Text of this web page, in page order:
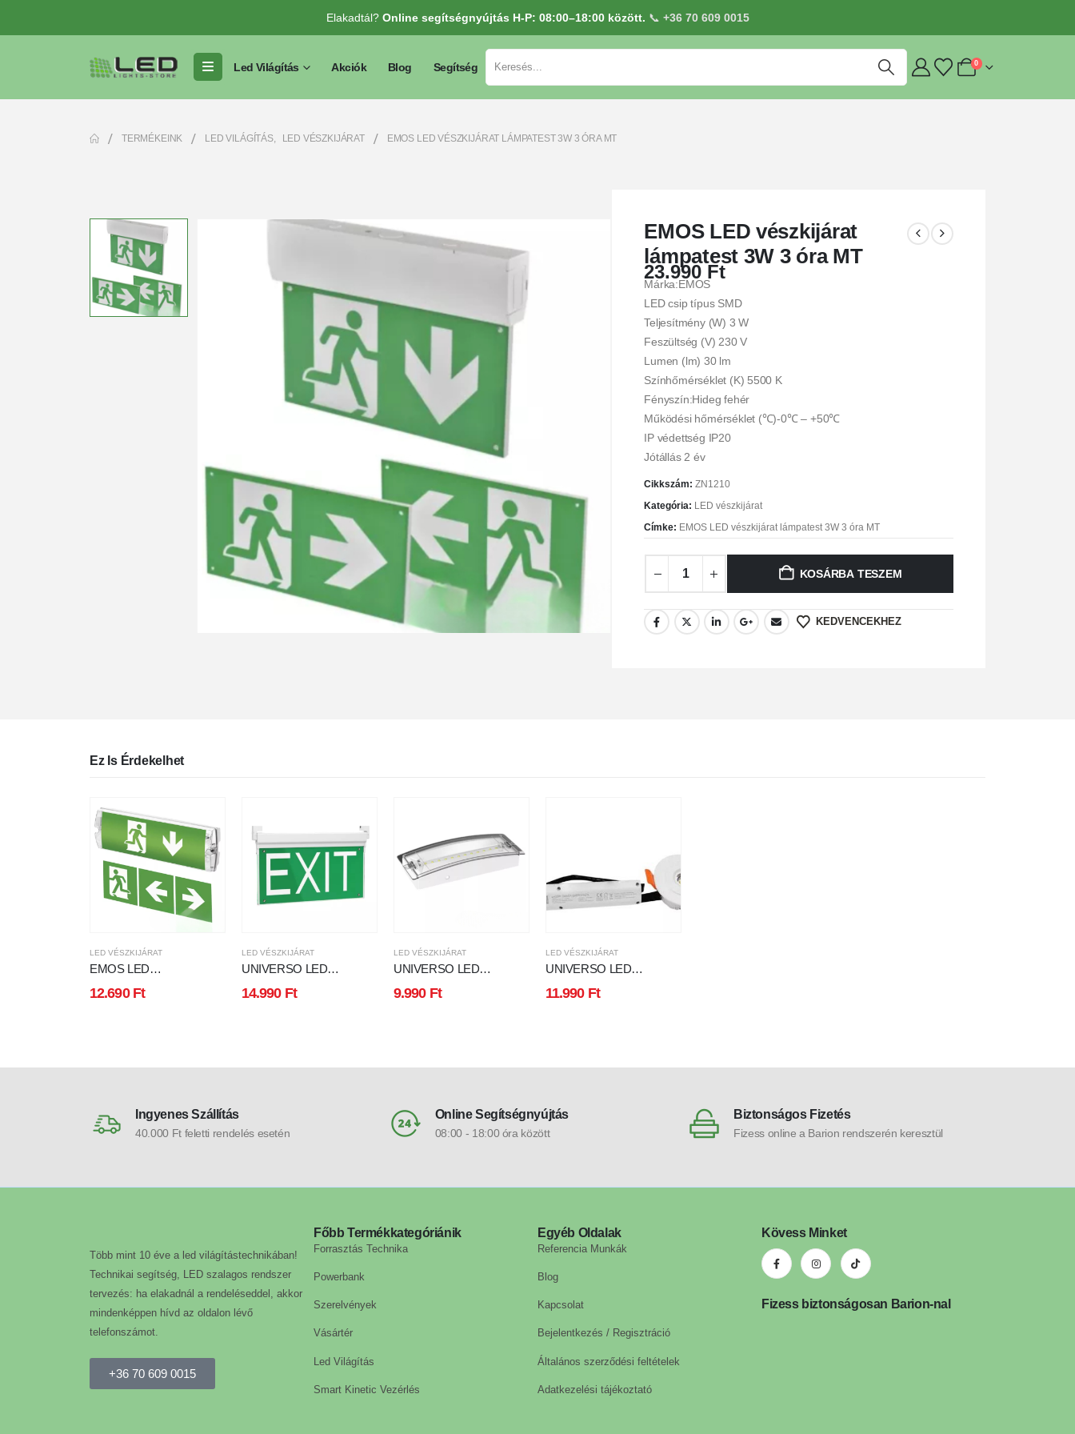
Elakadtál? Online segítségnyújtás H-P: 08:00–18:00 között. 📞 +36 70 609 0015
Led Világítás Akciók Blog Segítség 0
TERMÉKEINK LED VILÁGÍTÁS, LED VÉSZKIJÁRAT EMOS LED VÉSZKIJÁRAT LÁMPATEST 3W 3 ÓRA MT
EMOS LED vészkijárat
lámpatest 3W 3 óra MT
23.990 Ft
Márka:EMOS
LED csip típus SMD
Teljesítmény (W) 3 W
Feszültség (V) 230 V
Lumen (lm) 30 lm
Színhőmérséklet (K) 5500 K
Fényszín:Hideg fehér
Működési hőmérséklet (℃)-0℃ – +50℃
IP védettség IP20
Jótállás 2 év
Cikkszám:ZN1210
Kategória: LED vészkijárat
Címke: EMOS LED vészkijárat lámpatest 3W 3 óra MT
KOSÁRBA TESZEM
KEDVENCEKHEZ
Ez Is Érdekelhet
LED VÉSZKIJÁRAT
EMOS LED
LÁMPATEST 3 W 3 ÓRA
12.690 Ft
LED VÉSZKIJÁRAT
UNIVERSO LED
22lm 6500K 3.2v
14.990 Ft
LED VÉSZKIJÁRAT
UNIVERSO LED
90lm 6500K 3.2v 600mAH
9.990 Ft
LED VÉSZKIJÁRAT
UNIVERSO LED
lámpatest 3w 400lm 6500K
11.990 Ft
Ingyenes Szállítás
40.000 Ft feletti rendelés esetén
Online Segítségnyújtás
08:00 - 18:00 óra között
Biztonságos Fizetés
Fizess online a Barion rendszerén keresztül
Több mint 10 éve a led világítástechnikában!
Technikai segítség, LED szalagos rendszer
tervezés: ha elakadnál a rendeléseddel, akkor
mindenképpen hívd az oldalon lévő
telefonszámot.
+36 70 609 0015
Főbb Termékkategóriánik
Forrasztás Technika
Powerbank
Szerelvények
Vásártér
Led Világítás
Smart Kinetic Vezérlés
Egyéb Oldalak
Referencia Munkák
Blog
Kapcsolat
Bejelentkezés / Regisztráció
Általános szerződési feltételek
Adatkezelési tájékoztató
Kövess Minket
Fizess biztonságosan Barion-nal